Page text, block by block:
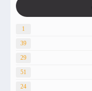
1
39
29
51
24